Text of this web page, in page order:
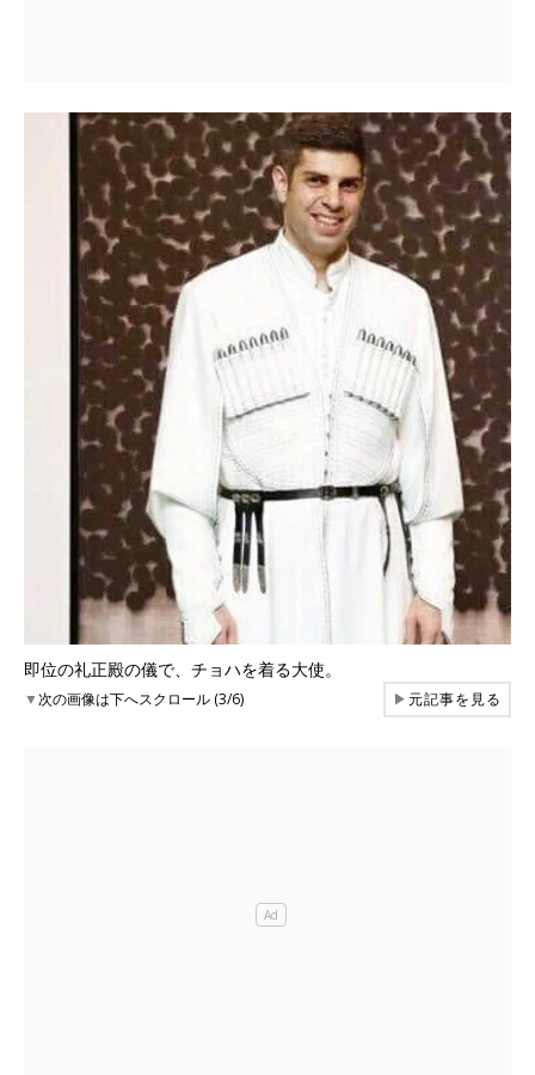
即位の礼正殿の儀で、チョハを着る大使。
▼次の画像は下へスクロール (3/6) ▶元記事を見る